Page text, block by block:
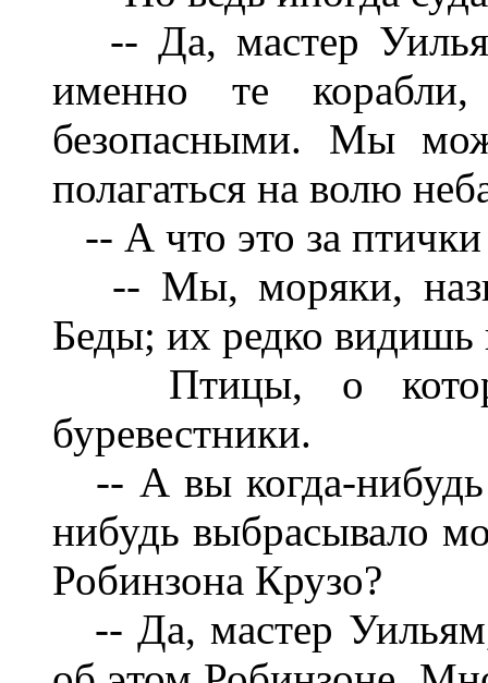
-- Да, мастер
именно те корабли,
безопасными. Мы
полагаться на волю
-- А что это за птички
-- Мы, моряки,
Беды; их редко видишь
Птицы, о
буревестники.
-- А вы когда-нибудь
нибудь выбрасывало
Робинзона Крузо?
-- Да, мастер Уильям,